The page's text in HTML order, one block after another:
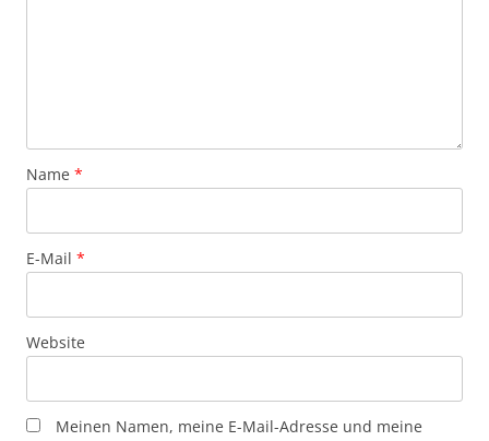
Name *
E-Mail *
Website
Meinen Namen, meine E-Mail-Adresse und meine